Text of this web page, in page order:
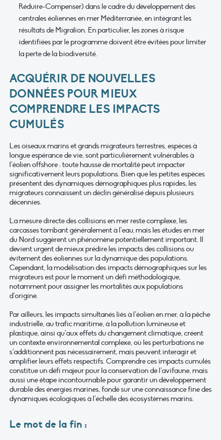
Réduire-Compenser) dans le cadre du développement des
centrales éoliennes en mer Méditerranée, en intégrant les
résultats de Migralion. En particulier, les zones à risque
identifiées par le programme doivent être évitées pour limiter
la perte de la biodiversité.
ACQUÉRIR DE NOUVELLES
DONNÉES POUR MIEUX
COMPRENDRE LES IMPACTS
CUMULÉS
Les oiseaux marins et grands migrateurs terrestres, espèces à
longue espérance de vie, sont particulièrement vulnérables à
l’éolien offshore : toute hausse de mortalité peut impacter
significativement leurs populations. Bien que les petites espèces
présentent des dynamiques démographiques plus rapides, les
migrateurs connaissent un déclin généralisé depuis plusieurs
décennies.
La mesure directe des collisions en mer reste complexe, les
carcasses tombant généralement à l’eau, mais les études en mer
du Nord suggèrent un phénomène potentiellement important. Il
devient urgent de mieux prédire les impacts des collisions ou
évitement des éoliennes sur la dynamique des populations.
Cependant, la modélisation des impacts démographiques sur les
migrateurs est pour le moment un défi méthodologique,
notamment pour assigner les mortalités aux populations
d’origine.
Par ailleurs, les impacts simultanés liés à l’éolien en mer, à la pêche
industrielle, au trafic maritime, à la pollution lumineuse et
plastique, ainsi qu’aux effets du changement climatique, créent
un contexte environnemental complexe, où les perturbations ne
s’additionnent pas nécessairement, mais peuvent interagir et
amplifier leurs effets respectifs. Comprendre ces impacts cumulés
constitue un défi majeur pour la conservation de l’avifaune, mais
aussi une étape incontournable pour garantir un développement
durable des énergies marines, fondé sur une connaissance fine des
dynamiques écologiques à l’échelle des écosystèmes marins.
Le mot de la fin :